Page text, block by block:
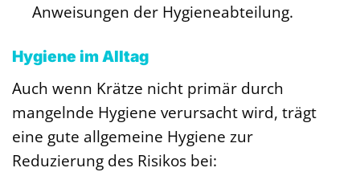
Anweisungen der Hygieneabteilung.
Hygiene im Alltag
Auch wenn Krätze nicht primär durch
mangelnde Hygiene verursacht wird, trägt
eine gute allgemeine Hygiene zur
Reduzierung des Risikos bei: